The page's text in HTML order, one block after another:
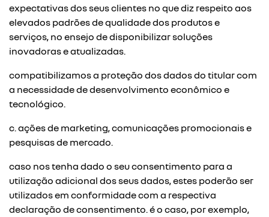
expectativas dos seus clientes no que diz respeito aos
elevados padrões de qualidade dos produtos e
serviços, no ensejo de disponibilizar soluções
inovadoras e atualizadas.
compatibilizamos a proteção dos dados do titular com
a necessidade de desenvolvimento econômico e
tecnológico.
c. ações de marketing, comunicações promocionais e
pesquisas de mercado.
caso nos tenha dado o seu consentimento para a
utilização adicional dos seus dados, estes poderão ser
utilizados em conformidade com a respectiva
declaração de consentimento. é o caso, por exemplo,